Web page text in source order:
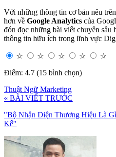
Với những thông tin cơ bản nêu
hơn về Google Analytics của
đón đọc những bài viết chuyên sâu
thông tin hữu ích trong lĩnh vực
☆ ☆ ☆ ☆
☆
Điểm: 4.7 (15 bình chọn)
Thuật Ngữ Marketing
« BÀI VIẾT TRƯỚC
"Bộ Nhận Diện Thương Hiệu Là
Kế"